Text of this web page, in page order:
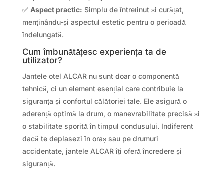
✅ Aspect practic: Simplu de întreținut și curățat,
menținându-și aspectul estetic pentru o perioadă
îndelungată.
Cum îmbunătățesc experiența ta de
utilizator?
Jantele otel ALCAR nu sunt doar o componentă
tehnică, ci un element esențial care contribuie la
siguranța și confortul călătoriei tale. Ele asigură o
aderență optimă la drum, o manevrabilitate precisă și
o stabilitate sporită în timpul condusului. Indiferent
dacă te deplasezi în oraș sau pe drumuri
accidentate, jantele ALCAR îți oferă încredere și
siguranță.